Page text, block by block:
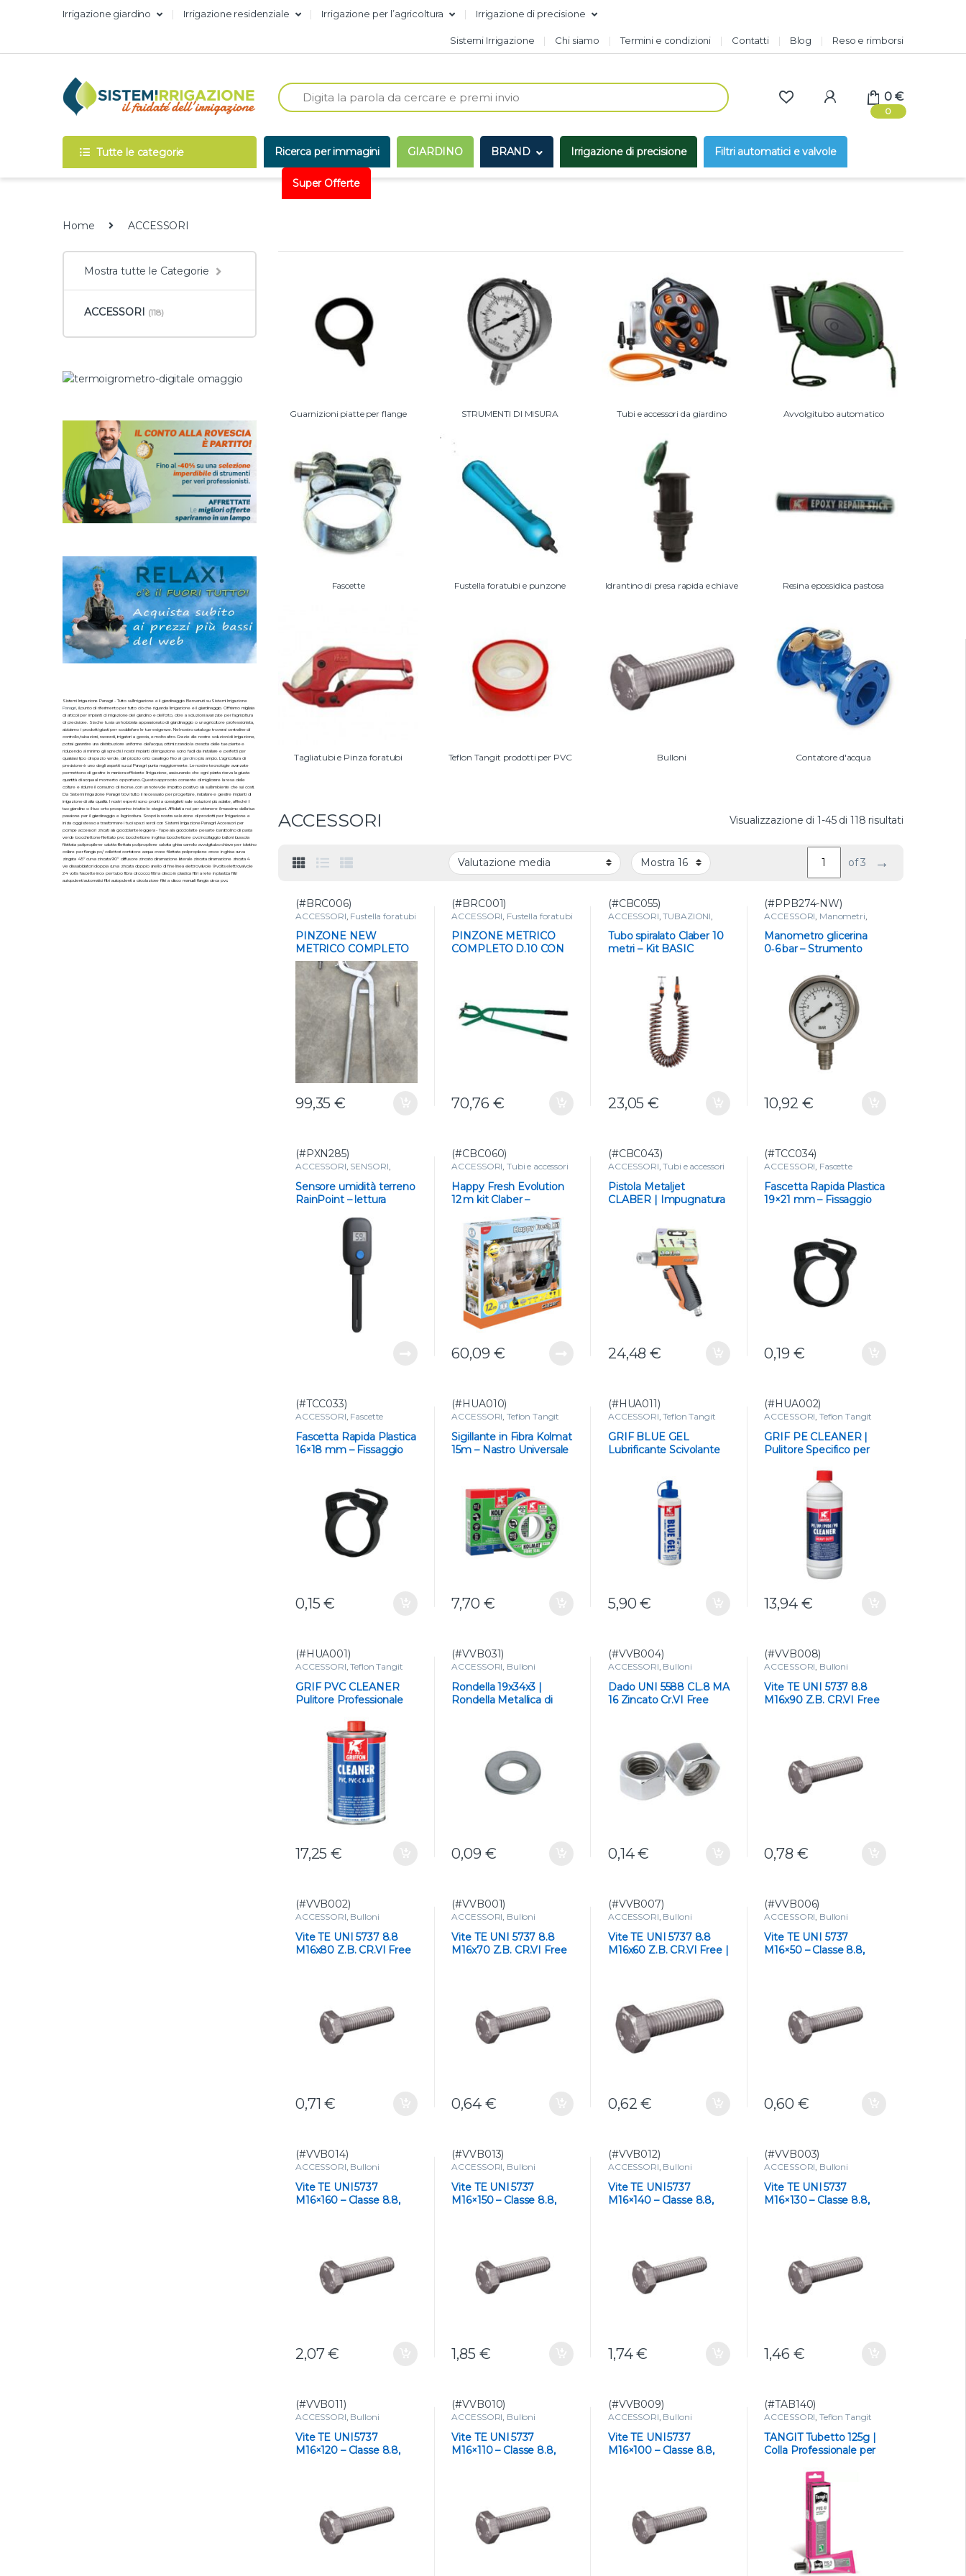
Skip to navigation
Skip to contentIrrigazione giardino Irrigazione residenziale Irrigazione per l’agricoltura Irrigazione di precisione
Sistemi Irrigazione Chi siamo Termini e condizioni Contatti Blog Reso e rimborsi
0
0€
Tutte le categorie Ricerca per immagini GIARDINO BRAND Irrigazione di precisione Filtri automatici e valvole
Super Offerte
Home ACCESSORI
Guarnizioni piatte per flange STRUMENTI DI MISURA Tubi e accessori da giardino Avvolgitubo automatico
Fascette Fustella foratubi e punzone Idrantino di presa rapida e chiave Resina epossidica pastosa
Tagliatubi e Pinza foratubi Teflon Tangit prodotti per PVC Bulloni Contatore d'acqua
ACCESSORI Visualizzazione di 1-45 di 118 risultati
of 3 →
(#BRC006)
ACCESSORI Fustella foratubi
PINZONE NEW
METRICO COMPLETO
D.10 CON PERNO
99,35€
(#BRC001)
ACCESSORI Fustella foratubi
PINZONE METRICO
COMPLETO D.10 CON
70,76 €
(#CBC055)
ACCESSORI ,TUBAZIONI
Tubo retinato da giardino
Tubo spiralato Claber 10
metri – Kit BASIC
23,05€
(#PPB274-NW)
ACCESSORI Manometri
Manometro glicerina
0‑6 bar – Strumento
10,92 €
(#PXN285)
ACCESSORI SENSORI
Sensore umidità terreno
RainPoint – lettura
(#CBC060)
ACCESSORI Tubi e accessori
Happy Fresh Evolution
12 m kit Claber –
nebulizzazione
60,09 €
(#CBC043)
ACCESSORI ,Tubi e accessori
Pistola Metaljet
CLABER | Impugnatura
24,48€
(#TCC034)
ACCESSORI Fascette
Fascetta Rapida Plastica
19×21 mm – Fissaggio
0,19 €
(#TCC033)
ACCESSORI, Fascette
Fascetta Rapida Plastica
16×18 mm – Fissaggio
0,15€
(#HUA010)
ACCESSORI, Teflon Tangit
Sigillante in Fibra Kolmat
15m – Nastro Universale
7,70 €
(#HUA011)
ACCESSORI,Teflon Tangit
GRIF BLUE GEL
Lubrificante Scivolante
5,90€
(#HUA002)
ACCESSORI, Teflon Tangit
GRIF PE CLEANER |
Pulitore Specifico per
13,94 €
(#HUA001)
ACCESSORI,Teflon Tangit
GRIF PVC CLEANER
Pulitore Professionale
17,25€
(#VVB031)
ACCESSORI, Bulloni
Rondella 19x34x3 |
Rondella Metallica di
0,09 €
(#VVB004)
ACCESSORI, Bulloni
Dado UNI 5588 CL.8 MA
16 Zincato Cr.VI Free
0,14€
(#VVB008)
ACCESSORI, Bulloni
Vite TE UNI 5737 8.8
M16x90 Z.B. CR.VI Free
0,78 €
(#VVB002)
ACCESSORI, Bulloni
Vite TE UNI 5737 8.8
M16x80 Z.B. CR.VI Free
0,71€
(#VVB001)
ACCESSORI, Bulloni
Vite TE UNI 5737 8.8
M16x70 Z.B. CR.VI Free
0,64 €
(#VVB007)
ACCESSORI, Bulloni
Vite TE UNI 5737 8.8
M16x60 Z.B. CR.VI Free |
0,62€
(#VVB006)
ACCESSORI, Bulloni
Vite TE UNI 5737
M16×50 – Classe 8.8,
0,60 €
(#VVB014)
ACCESSORI, Bulloni
Vite TE UNI 5737
M16×160 – Classe 8.8,
2,07€
(#VVB013)
ACCESSORI, Bulloni
Vite TE UNI 5737
M16×150 – Classe 8.8,
1,85 €
(#VVB012)
ACCESSORI, Bulloni
Vite TE UNI 5737
M16×140 – Classe 8.8,
1,74€
(#VVB003)
ACCESSORI, Bulloni
Vite TE UNI 5737
M16×130 – Classe 8.8,
1,46 €
(#VVB011)
ACCESSORI, Bulloni
Vite TE UNI 5737
M16×120 – Classe 8.8,
(#VVB010)
ACCESSORI, Bulloni
Vite TE UNI 5737
M16×110 – Classe 8.8,
(#VVB009)
ACCESSORI, Bulloni
Vite TE UNI 5737
M16×100 – Classe 8.8,
(#TAB140)
ACCESSORI, Teflon Tangit
TANGIT Tubetto 125g |
Colla Professionale per
Mostra tutte le Categorie
ACCESSORI (118)
Sistemi Irrigazione Panagri - Tutto sull'irrigazione e il giardinaggio Benvenuti su Sistemi Irrigazione
Panagri , il punto di riferimento per tutto ciò che riguarda l'irrigazione e il giardinaggio. Offriamo migliaia
di articoli per impianti di irrigazione del giardino e dell'orto, oltre a soluzioni avanzate per l'agricoltura
di precisione. Sia che tu sia un hobbista appassionato di giardinaggio o un agricoltore professionista,
abbiamo i prodotti giusti per soddisfare le tue esigenze. Nel nostro catalogo troverai centraline di
controllo, tubazioni, raccordi, irrigatori a goccia, e molto altro. Grazie alle nostre soluzioni di irrigazione,
potrai garantire una distribuzione uniforme dell'acqua, ottimizzando la crescita delle tue piante e
riducendo al minimo gli sprechi. I nostri impianti di irrigazione sono facili da installare e perfetti per
qualsiasi tipo di spazio verde, dal piccolo orto casalingo fino al giardinopiù ampio. L'agricoltura di
precisione è uno degli aspetti su cui Panagri punta maggiormente. Le nostre tecnologie avanzate
permettono di gestire in maniera efficiente l'irrigazione, assicurando che ogni pianta riceva la giusta
quantità di acqua al momento opportuno. Questo approccio consente di migliorare la resa delle
colture e ridurre il consumo di risorse, con un notevole impatto positivo sia sull'ambiente che sui costi.
Da Sistemi Irrigazione Panagri trovi tutto il necessario per progettare, installare e gestire impianti di
irrigazione di alta qualità. I nostri esperti sono pronti a consigliarti sulle soluzioni più adatte, affinché il
tuo giardino o il tuo orto prosperino in tutte le stagioni. Affidati a noi per ottenere il massimo dalla tua
passione per il giardinaggio e l'agricoltura. Scopri la nostra selezione di prodotti per l'irrigazione e
inizia oggi stesso a trasformare i tuoi spazi verdi con Sistemi Irrigazione Panagri! Accessori per
pompe accessori zincati ala gocciolante leggera - Tape ala gocciolante pesante barattolino di pasta
verde bocchettone filettato pvc bocchettone in ghisa bocchettone pvc incollaggio bulloni bussola
filettata polipropilene calotta filettata polipropilene calotta ghisa carrello avvolgitubo chiave per idratino
collare per flangia pv/ collettori contatore acqua croce filettata polipropilene croce in ghisa curva
zingata 45° curva zincata 90° diffusore zincato diramazione laterale zincata diramazione zincata 4
vie dissabbiatori doppia curva zincata doppio anello di fine linea elettrovalvole 9 volts elettrovalvole
24 volts fascette inox per tubo fibra di cocco filtri a disco in plastica filtri a rete in plastica filtri
autopulenti automatici filtri autopulenti a circolazione filtri a disco manuali flangia cieca pvc.